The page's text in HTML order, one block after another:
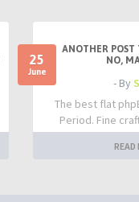
25
June
ANOTHER POST
NO,
- By
The best flat
Period. Fine
READ